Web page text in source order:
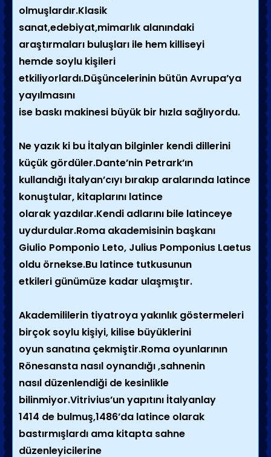
olmuşlardır.Klasik
sanat,edebiyat,mimarlık alanındaki
araştırmaları buluşları ile hem killiseyi
hemde soylu kişileri
etkiliyorlardı.Düşüncelerinin bütün Avrupa’ya
yayılmasını
ise baskı makinesi büyük bir hızla sağlıyordu.
Ne yazık ki bu İtalyan bilginler kendi dillerini
küçük gördüler.Dante’nin Petrark’ın
kullandığı İtalyan’cıyı bırakıp aralarında latince
konuştular, kitaplarını latince
olarak yazdılar.Kendi adlarını bile latinceye
uydurdular.Roma akademisinin başkanı
Giulio Pomponio Leto, Julius Pomponius Laetus
oldu örnekse.Bu latince tutkusunun
etkileri günümüze kadar ulaşmıştır.
Akademililerin tiyatroya yakınlık göstermeleri
birçok soylu kişiyi, kilise büyüklerini
oyun sanatına çekmiştir.Roma oyunlarının
Rönesansta nasıl oynandığı ,sahnenin
nasıl düzenlendiği de kesinlikle
bilinmiyor.Vitrivius’un yapıtını İtalyanlay
1414 de bulmuş,1486’da latince olarak
bastırmışlardı ama kitapta sahne
düzenleyicilerine